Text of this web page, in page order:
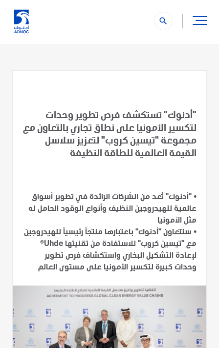
search
"أدنوك" تستكشف فرص تطوير وحدات
لتكسير الأمونيا على نطاق تجاري بالتعاون مع
مجموعة "تيسين كروب" لتعزيز سلاسل
القيمة العالمية للطاقة النظيفة
• "أدنوك" تُعد من الشركات الرائدة في تطوير أسواق
عالمية للهيدروجين النظيف وأنواع الوقود الحامل له
مثل الأمونيا
• ستتعاون "أدنوك" باعتبارها منتجاً رئيسياً للهيدروجين
مع "تيسين كروب" للاستفادة من تقنيتها Uhde®
لإعادة التشكيل البخاري واستكشاف فرص تطوير
وحدات كبيرة لتكسير الأمونيا على مستوى العالم